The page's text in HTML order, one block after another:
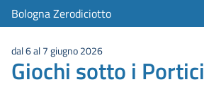
Bologna Zerodiciotto
dal 6 al 7 giugno 2026
Giochi sotto i Portici